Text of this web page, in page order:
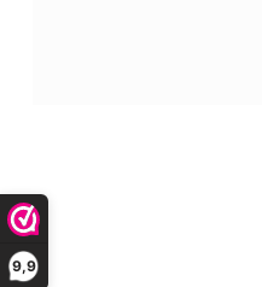
9,9